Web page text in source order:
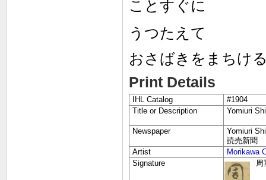
ことすぐに
うつたえて
おさばきをまちけ
Print Details
IHL Catalog
#1904
Title or Description
Yomiuri
Newspaper
Yomiuri
読売新聞
Artist
Morikawa
Signature
周